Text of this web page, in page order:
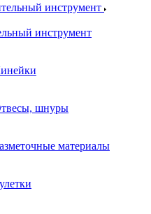
инструмент
инструмент
шнуры
материалы